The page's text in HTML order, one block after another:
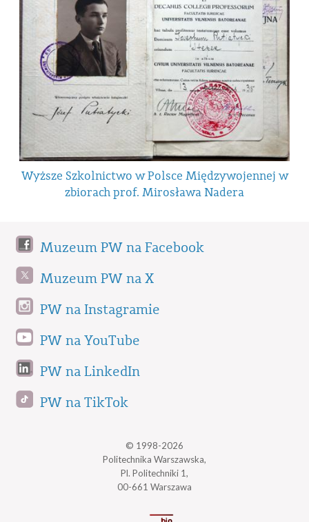
Wyższe Szkolnictwo w Polsce Międzywojennej w
zbiorach prof. Mirosława Nadera
Muzeum PW na Facebook
Muzeum PW na X
PW na Instagramie
PW na YouTube
PW na LinkedIn
PW na TikTok
© 1998-2026
Politechnika Warszawska,
Pl. Politechniki 1,
00-661 Warszawa